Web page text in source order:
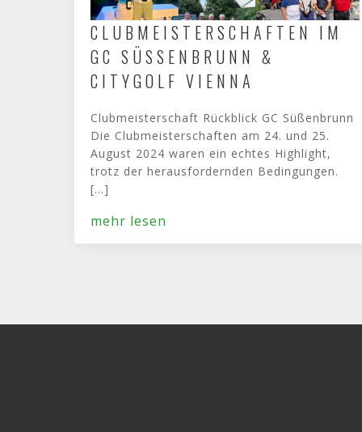
CLUBMEISTERSCHAFTEN IM
GC SÜSSENBRUNN & C
ITYGOLF VIENNA
Clubmeisterschaft Rückblick GC Süßenbrunn
Die Clubmeisterschaften am 24. und 25.
August 2024 waren ein echtes Highlight,
trotz der herausfordernden Bedingungen.
[...]
mehr lesen